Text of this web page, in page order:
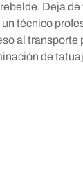
Deja
técnico
al
de